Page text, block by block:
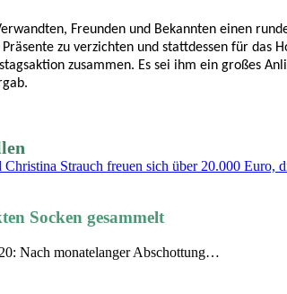
Freunden und Bekannten einen
zu verzichten und stattdessen für das
zusammen. Es sei ihm ein großes
Socken gesammelt
Nach monatelanger Abschottung…